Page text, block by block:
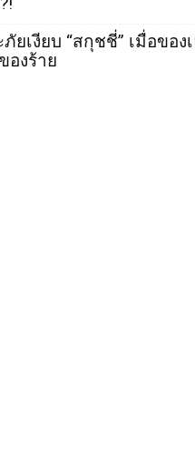
ภัยเงียบ “สกุชชี่” เมื่อของ
องร้าย